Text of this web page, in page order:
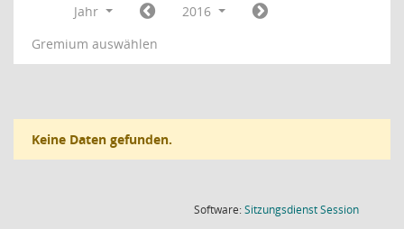
Jahr
2016
Gremium auswählen
Keine Daten gefunden.
Software:SitzungsdienstSession(Wird in